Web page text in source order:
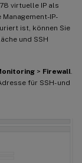
virtuelle IP als
IP-
ist, können Sie
und SSH
> Firewall
für SSH- und